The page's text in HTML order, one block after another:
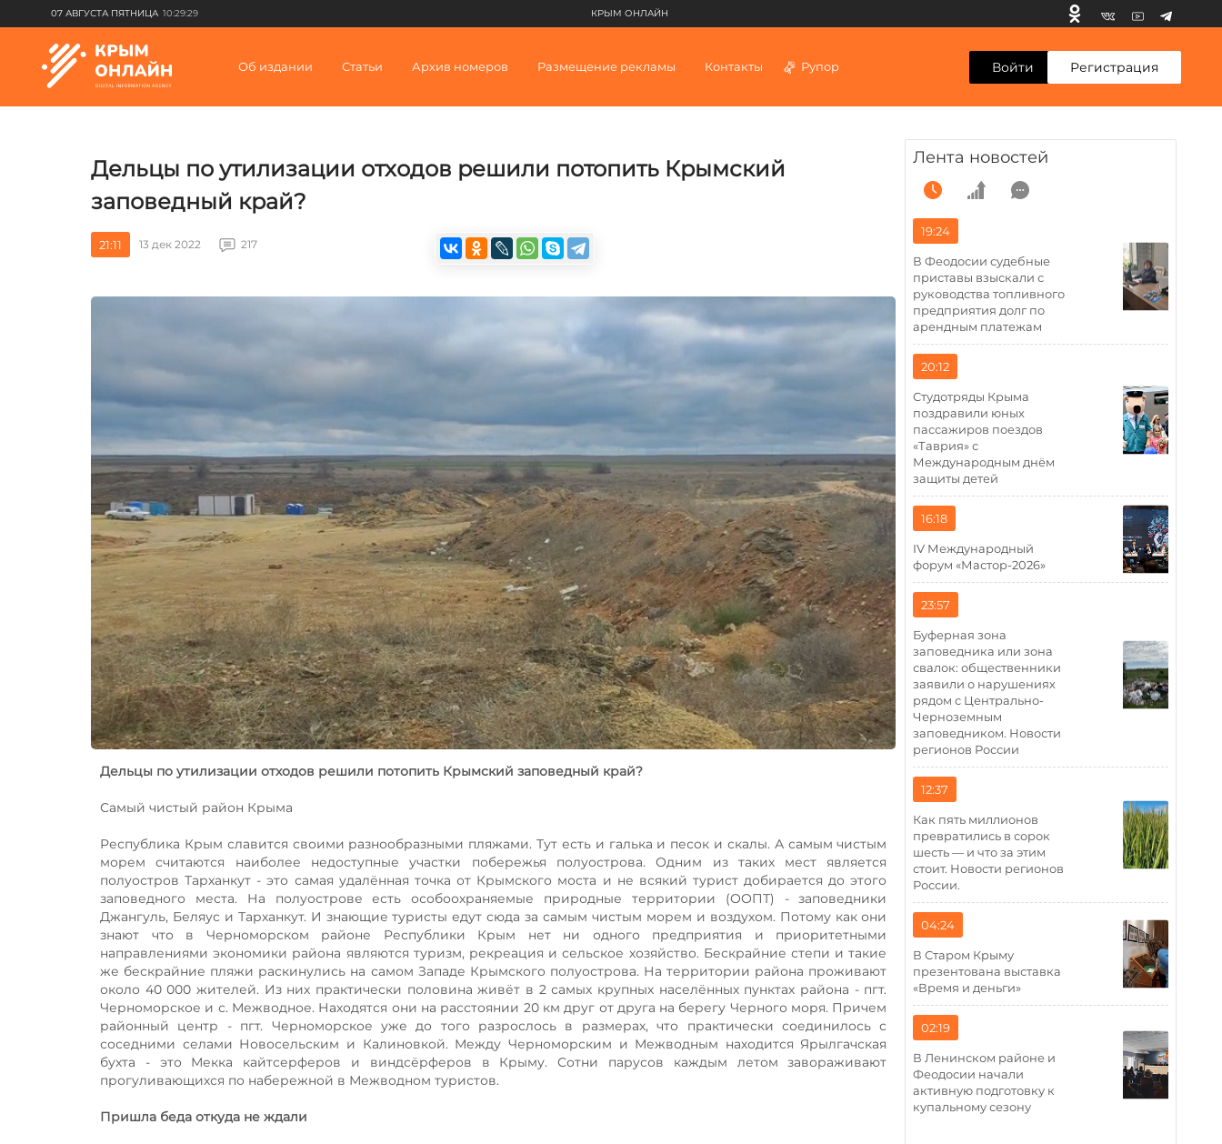
07 АВГУСТА ПЯТНИЦА 10:29:29 КРЫМ ОНЛАЙН
Об издании Статьи Архив номеров Размещение рекламы Контакты Рупор Войти Регистрация
Дельцы по утилизации отходов решили потопить Крымский
заповедный край?
21:11 13 дек 2022 217
Дельцы по утилизации отходов решили потопить Крымский заповедный край?
Самый чистый район Крыма
Республика Крым славится своими разнообразными пляжами. Тут есть и галька и песок и скалы. А самым чистым
морем считаются наиболее недоступные участки побережья полуострова. Одним из таких мест является
полуостров Тарханкут - это самая удалённая точка от Крымского моста и не всякий турист добирается до этого
заповедного места. На полуострове есть особоохраняемые природные территории (ООПТ) - заповедники
Джангуль, Беляус и Тарханкут. И знающие туристы едут сюда за самым чистым морем и воздухом. Потому как они
знают что в Черноморском районе Республики Крым нет ни одного предприятия и приоритетными
направлениями экономики района являются туризм, рекреация и сельское хозяйство. Бескрайние степи и такие
же бескрайние пляжи раскинулись на самом Западе Крымского полуострова. На территории района проживают
около 40 000 жителей. Из них практически половина живёт в 2 самых крупных населённых пунктах района - пгт.
Черноморское и с. Межводное. Находятся они на расстоянии 20 км друг от друга на берегу Черного моря. Причем
районный центр - пгт. Черноморское уже до того разрослось в размерах, что практически соединилось с
соседними селами Новосельским и Калиновкой. Между Черноморским и Межводным находится Ярылгачская
бухта - это Мекка кайтсерферов и виндсёрферов в Крыму. Сотни парусов каждым летом завораживают
прогуливающихся по набережной в Межводном туристов.
Пришла беда откуда не ждали
Лента новостей
19:24
В Феодосии судебные
приставы взыскали с
руководства топливного
предприятия долг по
арендным платежам
20:12
Студотряды Крыма
поздравили юных
пассажиров поездов
«Таврия» с
Международным днём
защиты детей
16:18
IV Международный
форум «Мастор-2026»
23:57
Буферная зона
заповедника или зона
свалок: общественники
заявили о нарушениях
рядом с Центрально-
Черноземным
заповедником. Новости
регионов России
12:37
Как пять миллионов
превратились в сорок
шесть — и что за этим
стоит. Новости регионов
России.
04:24
В Старом Крыму
презентована выставка
«Время и деньги»
02:19
В Ленинском районе и
Феодосии начали
активную подготовку к
купальному сезону